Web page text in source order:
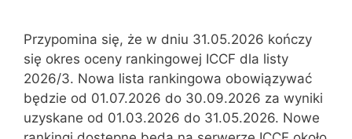
Przypomina się, że w dniu 31.05.2026 kończy
się okres oceny rankingowej ICCF dla listy
2026/3. Nowa lista rankingowa obowiązywać
będzie od 01.07.2026 do 30.09.2026 za wyniki
uzyskane od 01.03.2026 do 31.05.2026. Nowe